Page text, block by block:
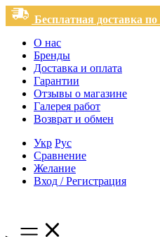
Бесплатная доставка
О нас
Бренды
Доставка и оплата
Гарантии
Отзывы о магазине
Галерея работ
Возврат и обмен
Укр Рус
Сравнение
Желание
Вход / Регистрация